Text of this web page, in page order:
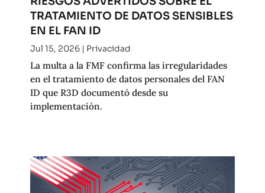
TRATAMIENTO DE DATOS SENSIBLES
EN EL FAN ID
Jul 15, 2026| Privacidad
La multa a la FMF confirma las irregularidades
en el tratamiento de datos personales del FAN
ID que R3D documentó desde su
implementación.